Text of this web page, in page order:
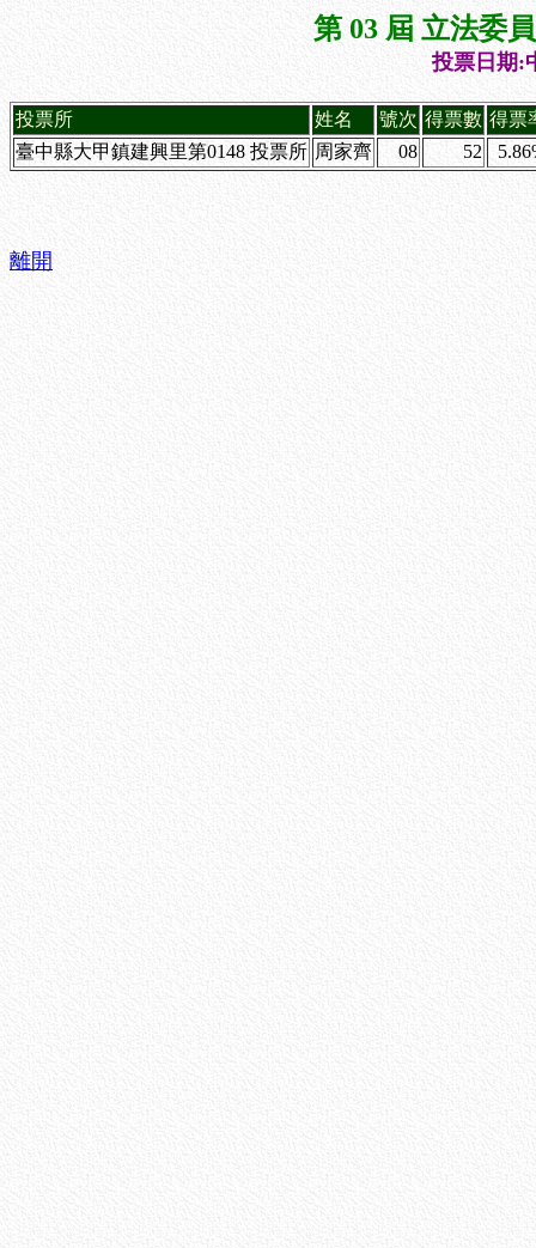
第 03 屆 立法委
投票日期:
投票所 姓名 號次 得票數 得票
臺中縣大甲鎮建興里第0148 投票所 周家齊 08 52
離開